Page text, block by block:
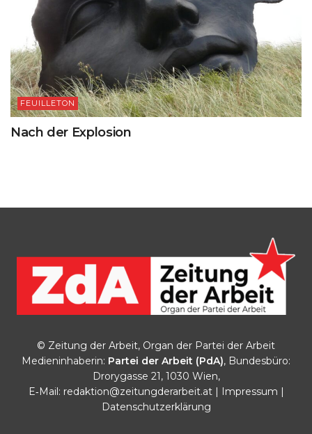
FEUILLETON
Nach der Explosion
© Zeitung der Arbeit, Organ der Partei der Arbeit
Medieninhaberin: Partei der Arbeit (PdA), Bundesbüro:
Drorygasse 21, 1030 Wien,
E‑Mail: redaktion@zeitungderarbeit.at| Impressum
Datenschutzerklärung